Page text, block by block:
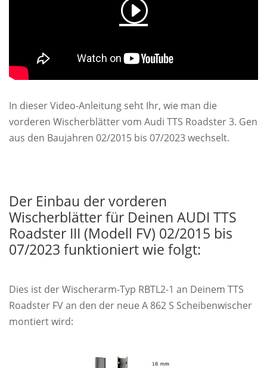
In dieser Video-Anleitung seht Ihr, wie man die
vorderen Wischerblätter vom Audi TTS Roadster 3. Gen
aus den Baujahren 02/2015 bis 07/2023 wechselt.
Der Einbau der vorderen
Wischerblätter für Deinen AUDI TTS
Roadster III (Modell FV) 02/2015 bis
07/2023 funktioniert wie folgt:
Dies ist der Wischerarm-Typ RBTL2-1 an Deinem TTS
Roadster FV an den der neue A 862 S Scheibenwischer
montiert wird: